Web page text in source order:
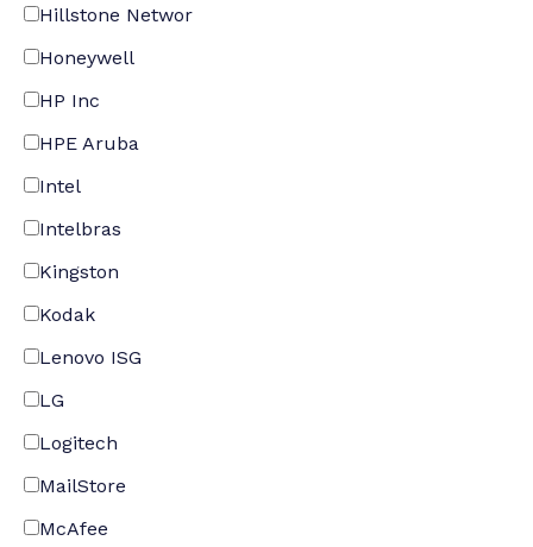
Hillstone Networ
Honeywell
HP Inc
HPE Aruba
Intel
Intelbras
Kingston
Kodak
Lenovo ISG
LG
Logitech
MailStore
McAfee